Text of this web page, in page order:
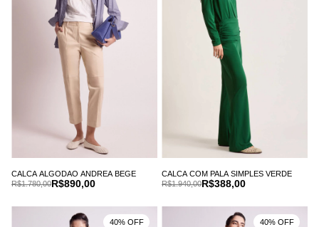
CALCA ALGODAO ANDREA BEGE
R$890,00
R$1.780,00
CALCA COM PALA SIMPLES VERDE
R$388,00
R$1.940,00
40% OFF 40% OFF